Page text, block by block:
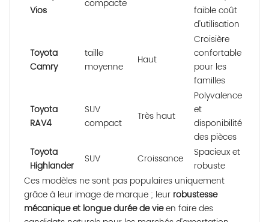
Vios
compacte
faible coût
d'utilisation
Toyota
Camry
taille
moyenne
Haut
Croisière
confortable
pour les
familles
Toyota
RAV4
SUV
compact
Très haut
Polyvalence
et
disponibilité
des pièces
Toyota
Highlander
SUV Croissance
Spacieux et
robuste
Ces modèles ne sont pas populaires uniquement
grâce à leur image de marque ; leur robustesse
mécanique et longue durée de vieen faire des